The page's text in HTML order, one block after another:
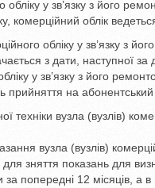
обліку у зв’язку з його
комерційний облік
обліку у зв’язку з
з дати, наступної
у зв’язку з його
на абонентський
техніки вузла (вузлів)
вузла (вузлів)
для зняття показань для
попередні 12 місяців, а в